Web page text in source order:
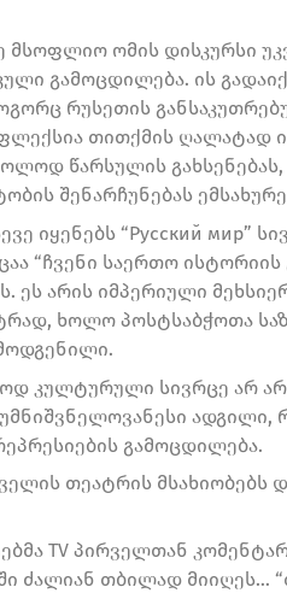
ომის დისკურსი
გამოცდილება. ის
რუსეთის
თითქმის ღალატად
წარსულის
შენარჩუნებას
იყენებს “Русский мир”
“ჩვენი საერთო
არის იმპერიული
ხოლო პოსტსაბჭოთა
კულტურული სივრცე არ
ადგილი,
გამოცდილება.
თეატრის მსახიობებს
TV პირველთან
ძალიან თბილად მიიღეს…